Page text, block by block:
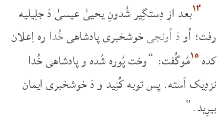
۱۴بعد از دِستگِیر شُدونِ یحییٰ عیسیٰ دَ جلِیلیه
رفت؛ اُودَ اُونجیخوشخبری پادشاهیخُدا ره اِعلان
کده ۱۵مُوگُفت: ”وخت پُوره شُده و پادشاهی خُدا
نزدِیک اَسته. پس توبه کُنِید و دَ خوشخبری ایمان
بیرِید.“